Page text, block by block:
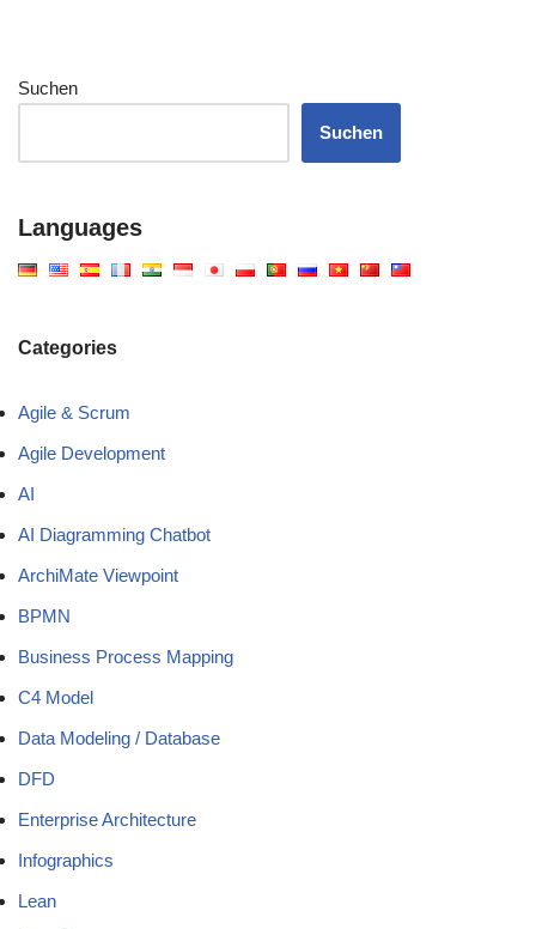
Suchen
Suchen
Languages
Categories
Agile & Scrum
Agile Development
AI
AI Diagramming Chatbot
ArchiMate Viewpoint
BPMN
Business Process Mapping
C4 Model
Data Modeling / Database
DFD
Enterprise Architecture
Infographics
Lean